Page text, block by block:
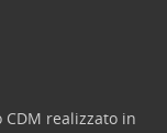
realizzato in